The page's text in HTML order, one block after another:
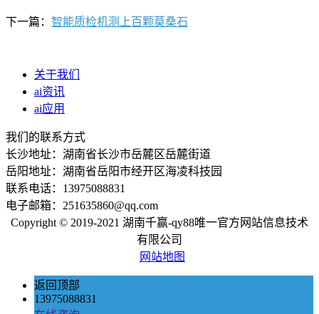
下一篇： 智能质检机测上百颗莫桑石
关于我们
ai资讯
ai应用
我们的联系方式
长沙地址：湖南省长沙市岳麓区岳麓街道
岳阳地址：湖南省岳阳市经开区海凌科技园
联系电话：13975088831
电子邮箱：251635860@qq.com
Copyright © 2019-2021 湖南千赢-qy88唯一官方网站信息技术
有限公司
网站地图
返回顶部
13975088831